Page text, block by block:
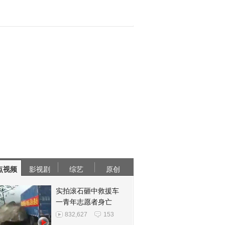
视频 影视剧 综艺 原创
实拍滚石砸中救援车
一青年志愿者身亡
832,627 153